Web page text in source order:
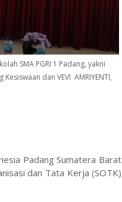
SMA PGRI 1 Padang, yakni
dan VEVI AMRIYENTI,
Padang Sumatera Barat
dan Tata Kerja (SOTK)